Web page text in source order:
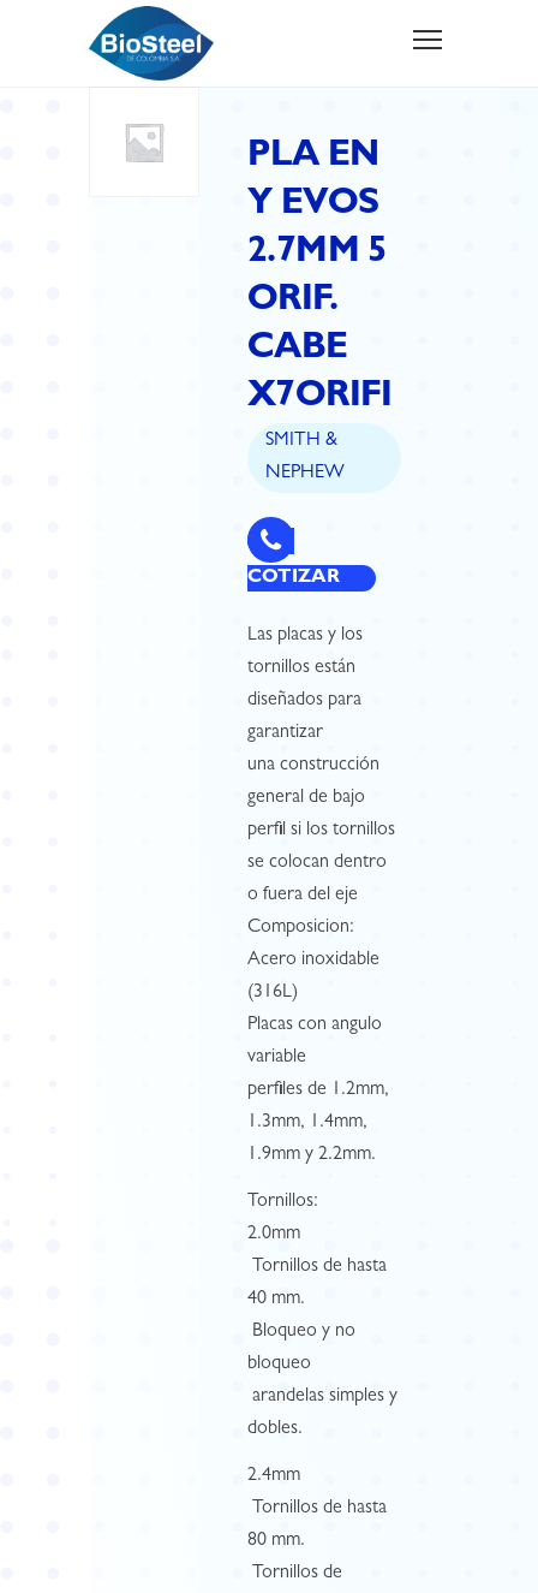
PLA EN
Y EVOS
2.7MM 5
ORIF.
CABE
X7ORIFI
SMITH &
NEPHEW
COTIZAR
Las placas y los
tornillos están
diseñados para
garantizar
una construcción
general de bajo
perfil si los tornillos
se colocan dentro
o fuera del eje
Composicion:
Acero inoxidable
(316L)
Placas con angulo
variable
perfiles de 1.2mm,
1.3mm, 1.4mm,
1.9mm y 2.2mm.
Tornillos:
2.0mm
 Tornillos de hasta
40 mm.
 Bloqueo y no
bloqueo
 arandelas simples y
dobles.
2.4mm
 Tornillos de hasta
80 mm.
 Tornillos de